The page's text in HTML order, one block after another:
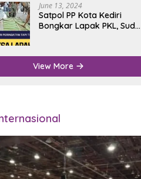
June 13, 2024
Satpol PP Kota Kediri
Bongkar Lapak PKL, Sudah
View More